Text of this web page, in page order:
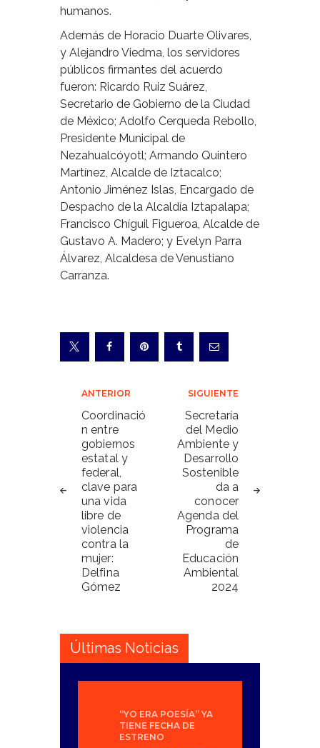
humanos.
Además de Horacio Duarte Olivares,
y Alejandro Viedma, los servidores
públicos firmantes del acuerdo
fueron: Ricardo Ruiz Suárez,
Secretario de Gobierno de la Ciudad
de México; Adolfo Cerqueda Rebollo,
Presidente Municipal de
Nezahualcóyotl; Armando Quintero
Martínez, Alcalde de Iztacalco;
Antonio Jiménez Islas, Encargado de
Despacho de la Alcaldía Iztapalapa;
Francisco Chíguil Figueroa, Alcalde de
Gustavo A. Madero; y Evelyn Parra
Álvarez, Alcaldesa de Venustiano
Carranza.
Navegación
de
entradas
ANTERIOR
Coordinació
n entre
gobiernos
estatal y
federal,
clave para
una vida
libre de
violencia
contra la
mujer:
Delfina
Gómez
SIGUIENTE
Secretaría
del Medio
Ambiente y
Desarrollo
Sostenible
da a
conocer
Agenda del
Programa
de
Educación
Ambiental
2024
Últimas Noticias
“YO ERA POESÍA” YA
TIENE FECHA DE
ESTRENO